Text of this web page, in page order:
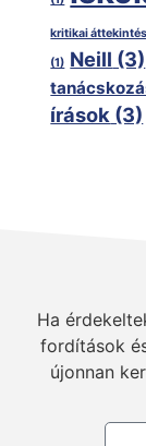
kritikai áttekintés
(1) Neill (3)
írások (3)
Ha
fordítások
újonnan